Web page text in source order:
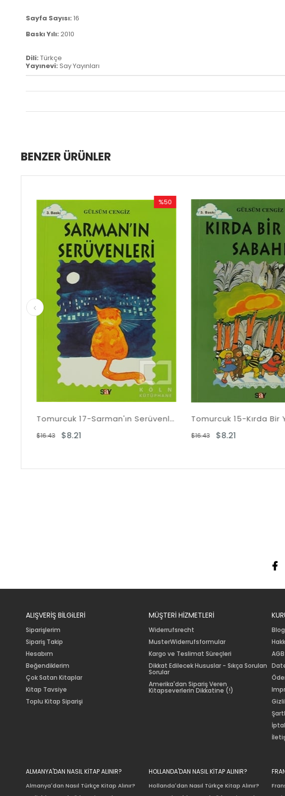
Sayfa Sayısı: 16
Baskı Yılı: 2010
Dili: Türkçe
Yayınevi: Say Yayınları
BENZER ÜRÜNLER
Tomurcuk 17-Sarman'ın Serüvenleri
%50
İndirim
%50İndirim
Tomurcuk 15-Kırda Bir Yaz Sabahı
%50
İndirim
ALIŞVERİŞ BİLGiLERİ
Siparişlerim
Sipariş Takip
Hesabım
Beğendiklerim
Çok Satan Kitaplar
Kitap Tavsiye
Toplu Kitap Siparişi
MÜŞTERİ HİZMETLERİ
Widerrufsrecht
MusterWiderrufsformular
Kargo ve Teslimat Süreçleri
Dikkat Edilecek Hususlar - Sıkça Sorulan
Sorular
Amerika'dan Sipariş Veren
Kitapseverlerin Dikkatine (!)
Blog
AGB
ALMANYA'DAN NASIL KİTAP ALINIR?
Almanya'dan Nasıl Türkçe Kitap Alınır?
HOLLANDA'DAN NASIL KİTAP ALINIR?
Hollanda'dan Nasıl Türkçe Kitap Alınır?